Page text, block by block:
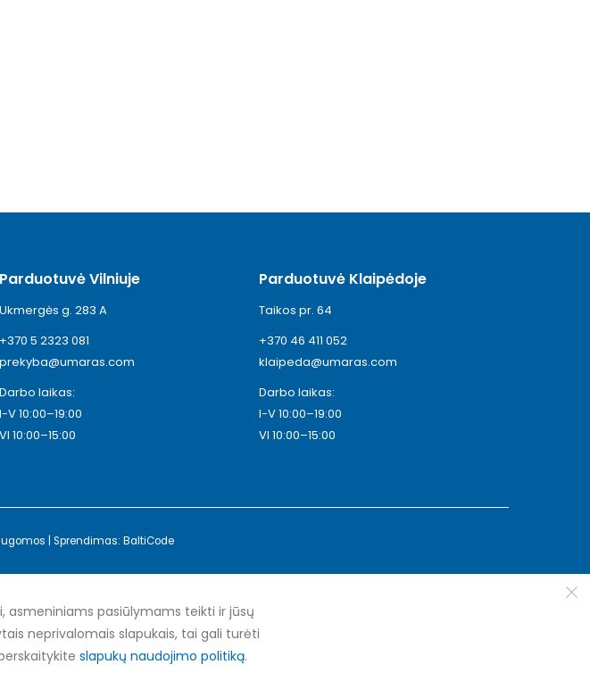
Parduotuvė Vilniuje
Ukmergės g. 283 A
+370 5 2323 081
prekyba@umaras.com
Darbo laikas:
I-V 10:00–19:00
VI 10:00–15:00
Parduotuvė Klaipėdoje
Taikos pr. 64
+370 46 411 052
klaipeda@umaras.com
Darbo laikas:
I-V 10:00–19:00
VI 10:00–15:00
| Sprendimas: BaltiCode
asmeniniams pasiūlymams teikti ir jūsų
neprivalomais slapukais, tai gali turėti
slapukų naudojimo politiką.